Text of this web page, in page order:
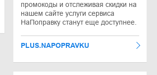
промокоды и отслеживая скидки на
нашем сайте услуги сервиса
НаПоправку станут еще доступнее.
PLUS.NAPOPRAVKU